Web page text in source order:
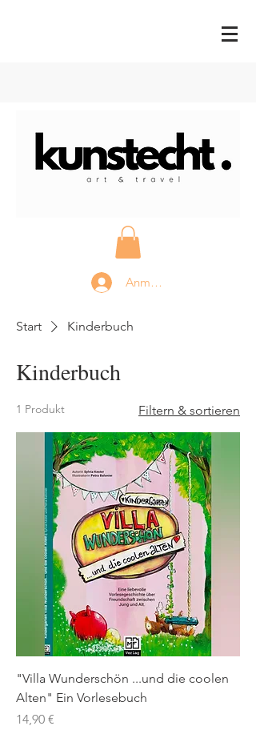
Anmelden
Start Kinderbuch
Kinderbuch
1 Produkt Filtern & sortieren
"Villa Wunderschön ...und die coolen
Alten" Ein Vorlesebuch
Preis
14,90 €